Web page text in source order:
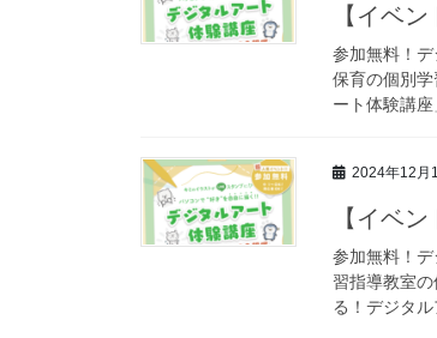
【イベ
参加無料！
保育の個別
ート体験講
2024年12月
【イベ
参加無料！
習指導教室
る！デジタ